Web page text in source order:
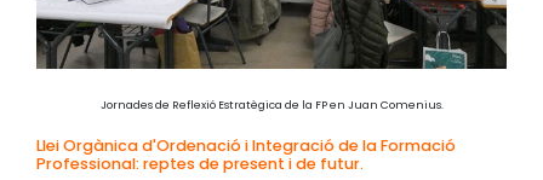
Jornades de Reflexió Estratègica de la FP en Juan Comenius.
Llei Orgànica d'Ordenació i Integració de la Formació
Professional: reptes de present i de futur.